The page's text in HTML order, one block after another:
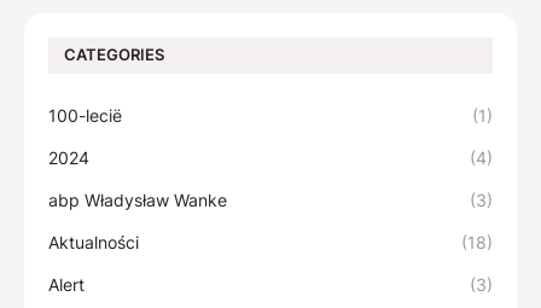
CATEGORIES
100-lecië (1)
2024 (4)
abp Władysław Wanke (3)
Aktualności (18)
Alert (3)